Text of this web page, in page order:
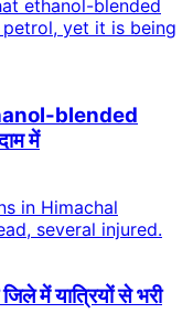
blended
में
में यात्रियों से भरी